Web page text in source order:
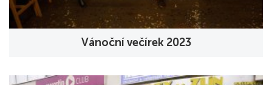
Vánoční večírek 2023